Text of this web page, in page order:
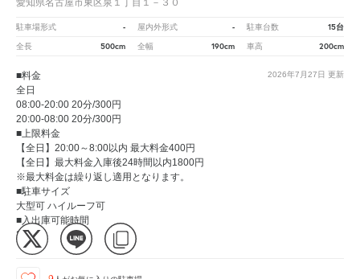
愛知県名古屋市東区泉１丁目１－３０
駐車場形式 - 屋内外形式 - 駐車台数 15台
全長 500cm 全幅 190cm 車高 200cm
2026年7月27日 更新
■料金
全日
08:00-20:00 20分/300円
20:00-08:00 20分/300円
■上限料金
【全日】20:00～8:00以内 最大料金400円
【全日】最大料金入庫後24時間以内1800円
※最大料金は繰り返し適用となります。
■駐車サイズ
大型可 ハイルーフ可
■入出庫可能時間
24時間